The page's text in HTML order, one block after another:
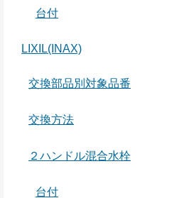
台付
LIXIL(INAX)
交換部品別対象品番
交換方法
２ハンドル混合水栓
台付